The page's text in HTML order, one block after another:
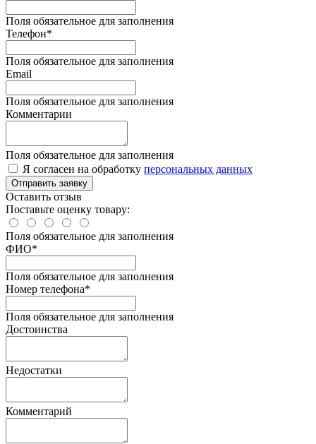
Поля обязательное для заполнения
Телефон*
Поля обязательное для заполнения
Email
Поля обязательное для заполнения
Комментарии
Поля обязательное для заполнения
Я согласен на обработку персональных данных
Отправить заявку
Оставить отзыв
Поставьте оценку товару:
Поля обязательное для заполнения
ФИО*
Поля обязательное для заполнения
Номер телефона*
Поля обязательное для заполнения
Достоинства
Недостатки
Комментарий